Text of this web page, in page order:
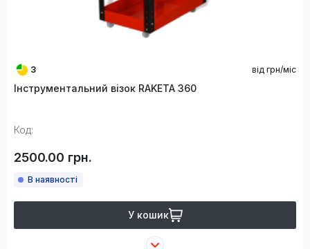
3 від грн/міс
Інструментальний візок RAKETA 360
Код:
2500.00 грн.
В наявності
У кошик